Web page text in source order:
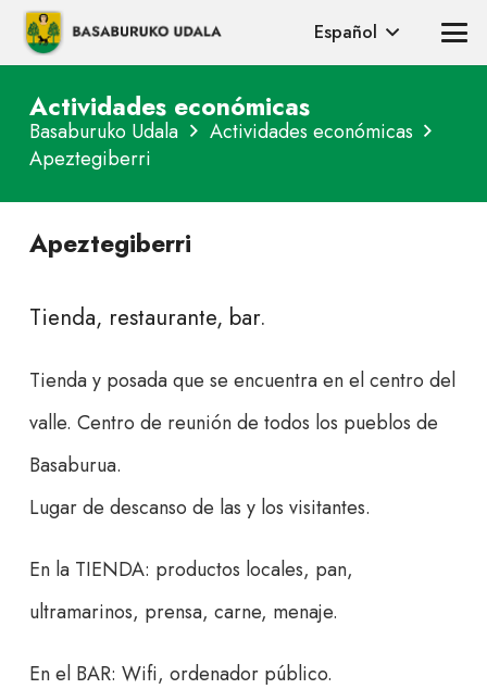
Español
Actividades económicas
Basaburuko Udala
Actividades económicas
Apeztegiberri
Apeztegiberri
Tienda, restaurante, bar.
Tienda y posada que se encuentra en el centro del
valle. Centro de reunión de todos los pueblos de
Basaburua.
Lugar de descanso de las y los visitantes.
En la TIENDA: productos locales, pan,
ultramarinos, prensa, carne, menaje.
En el BAR: Wifi, ordenador público.